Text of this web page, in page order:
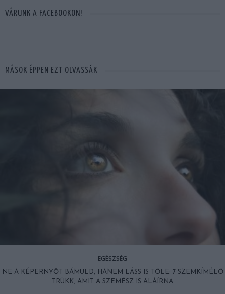
VÁRUNK A FACEBOOKON!
MÁSOK ÉPPEN EZT OLVASSÁK
EGÉSZSÉG
NE A KÉPERNYŐT BÁMULD, HANEM LÁSS IS TŐLE: 7 SZEMKÍMÉLŐ
TRÜKK, AMIT A SZEMÉSZ IS ALÁÍRNA